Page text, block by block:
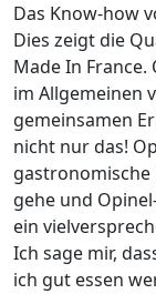
Das Know-how
Dies zeigt die
Made In
im Allgemeinen
gemeinsamen
nicht nur das!
gastronomische
gehe und
ein
Ich sage mir,
ich gut essen